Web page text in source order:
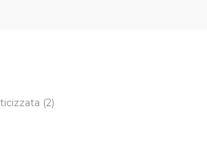
(2)